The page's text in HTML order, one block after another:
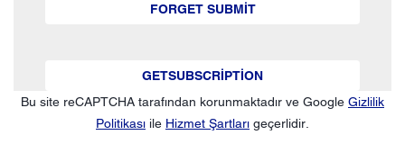
FORGET SUBMIT
GETSUBSCRIPTION
Bu site reCAPTCHA tarafından korunmaktadır ve Google Gizlilik
Politikası ile Hizmet Şartları geçerlidir.